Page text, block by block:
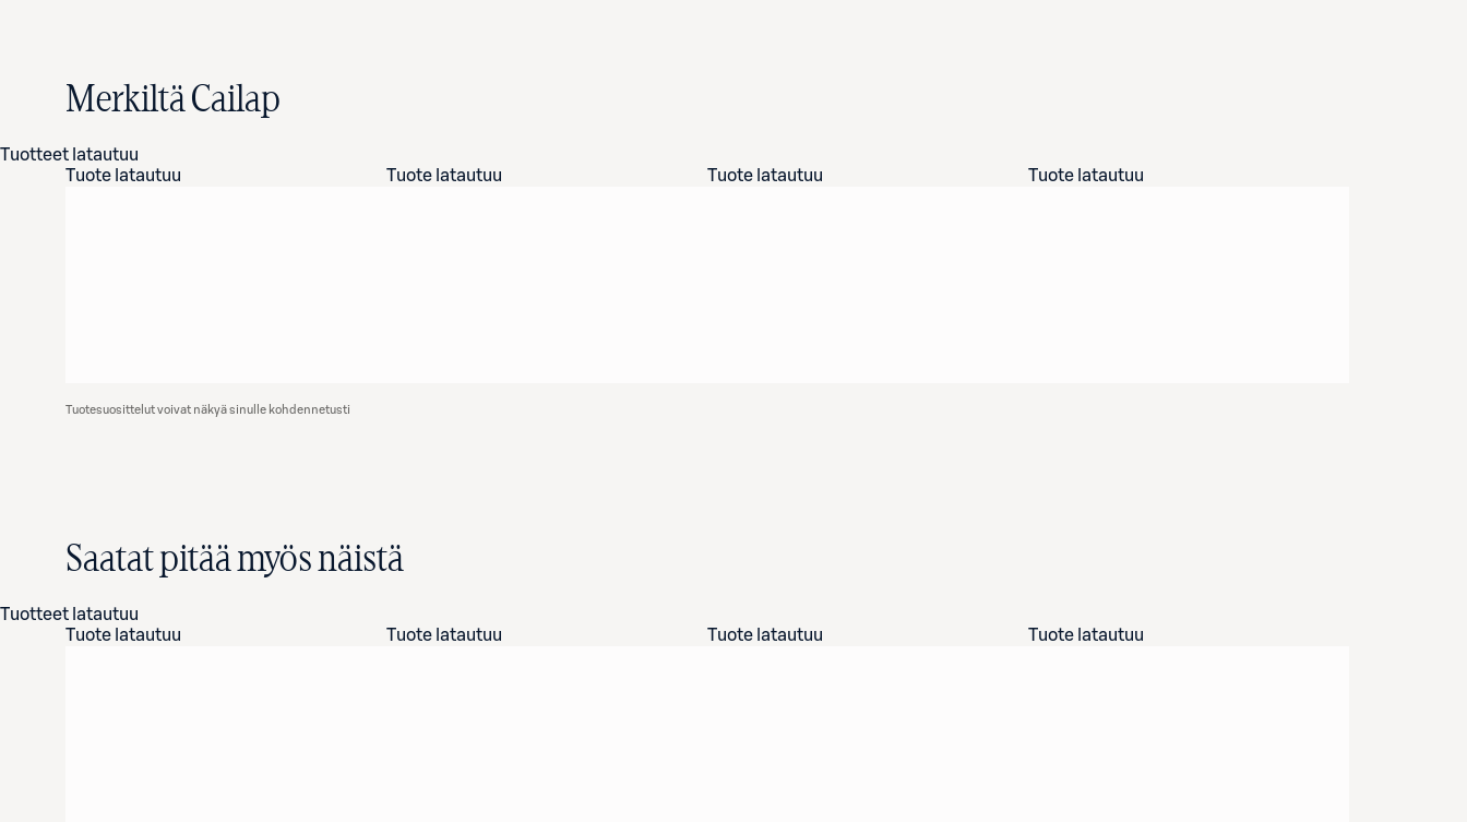
Merkiltä Cailap
Tuotteet latautuu
Tuote latautuu
Tuote latautuu Tuote latautuu Tuote latautuu
Tuotesuosittelut voivat näkyä sinulle kohdennetusti
Saatat pitää myös näistä
Tuotteet latautuu
Tuote latautuu
Tuote latautuu Tuote latautuu Tuote latautuu